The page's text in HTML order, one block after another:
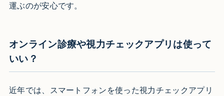
運ぶのが安心です。
オンライン診療や視力チェックアプリは使って
いい？
近年では、スマートフォンを使った視力チェックアプリ